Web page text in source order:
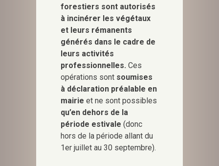
forestiers sont autorisés
à incinérer les végétaux
et leurs rémanents
générés dans le cadre de
leurs activités
professionnelles. Ces
opérations sont soumises
à déclaration préalable en
mairie et ne sont possibles
qu’en dehors de la
période estivale (donc
hors de la période allant du
1er juillet au 30 septembre).